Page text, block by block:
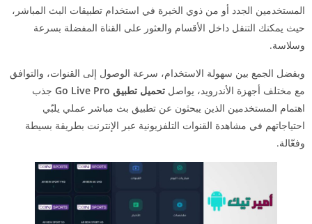
المستخدمين الجدد أو من ذوي الخبرة في استخدام تطبيقات البث المباشر،
حيث يمكنك التنقل داخل الأقسام والعثور على القناة المفضلة بسرعة
وسلاسة.
وبفضل الجمع بين سهولة الاستخدام، سرعة الوصول إلى القنوات، والتوافق
مع مختلف أجهزة الأندرويد، يواصل تحميل تطبيق Go Live Pro
جذب
اهتمام المستخدمين الذين يبحثون عن تطبيق بث مباشر عملي يلبّي
احتياجاتهم في مشاهدة القنوات التلفزيونية عبر الإنترنت بطريقة بسيطة
وفعّالة.